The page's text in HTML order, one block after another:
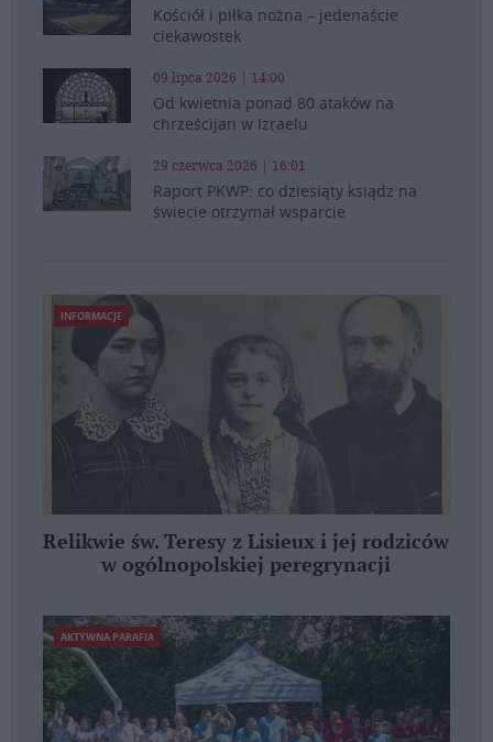
Kościół i piłka nożna – jedenaście
ciekawostek
09 lipca 2026 | 14:00
Od kwietnia ponad 80 ataków na
chrześcijan w Izraelu
29 czerwca 2026 | 16:01
Raport PKWP: co dziesiąty ksiądz na
świecie otrzymał wsparcie
INFORMACJE
Relikwie św. Teresy z Lisieux i jej rodziców
w ogólnopolskiej peregrynacji
AKTYWNA PARAFIA